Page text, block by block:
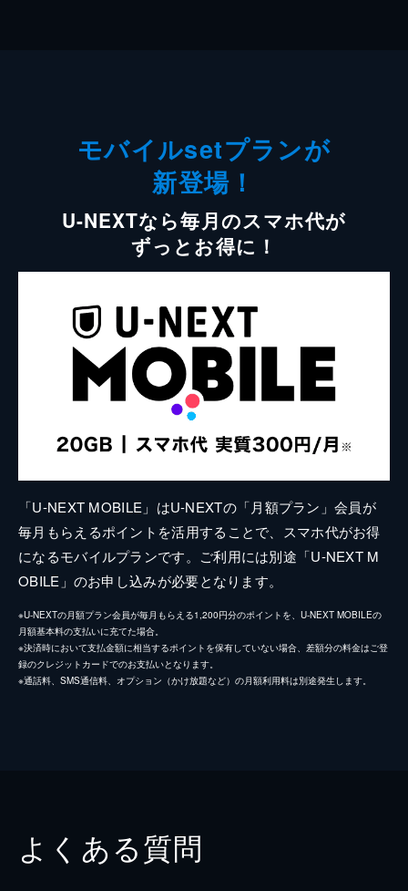
モバイルsetプランが
新登場！
U-NEXTなら毎月のスマホ代が
ずっとお得に！
「U-NEXT MOBILE」はU-NEXTの「月額プラン」会員が
毎月もらえるポイントを活用することで、スマホ代がお得
になるモバイルプランです。ご利用には別途「U-NEXT M
OBILE」のお申し込みが必要となります。
※U-NEXTの月額プラン会員が毎月もらえる1,200円分のポイントを、U-NEXT MOBILEの
月額基本料の支払いに充てた場合。
※決済時において支払金額に相当するポイントを保有していない場合、差額分の料金はご登
録のクレジットカードでのお支払いとなります。
※通話料、SMS通信料、オプション（かけ放題など）の月額利用料は別途発生します。
よくある質問